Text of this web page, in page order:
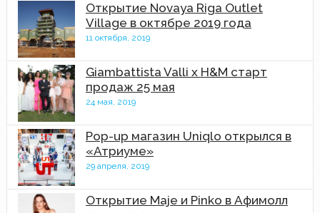
Открытие Novaya Riga Outlet
Village в октябре 2019 года
11 октября, 2019
Giambattista Valli x H&M старт
продаж 25 мая
24 мая, 2019
Pop-up магазин Uniqlo открылся в
«Атриуме»
29 апреля, 2019
Открытие Maje и Pinko в Афимолл